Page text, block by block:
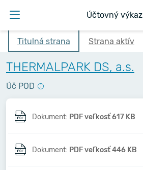
Účtovný výkaz
Titulná strana Strana aktív
THERMALPARK DS, a.s.
Úč POD
Dokument: PDF veľkosť 617 KB
Dokument: PDF veľkosť 446 KB